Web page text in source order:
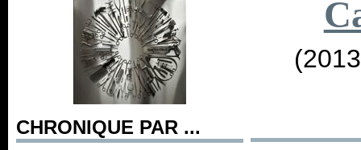
CHRONIQUE PAR ...